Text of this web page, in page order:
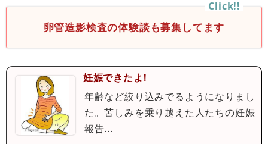
卵管造影検査の体験談も募集してます
妊娠できたよ!
年齢など絞り込みでるようになりまし
た。苦しみを乗り越えた人たちの妊娠
報告...